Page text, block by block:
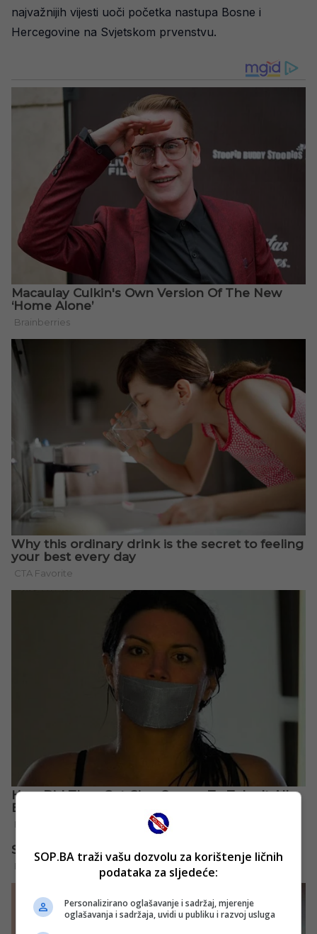
najvažnijih vijesti uoči početka nastupa Bosne i
Hercegovine na Svjetskom prvenstvu.
SOP.BA traži vašu dozvolu za korištenje ličnih
podataka za sljedeće:
Personalizirano oglašavanje i sadržaj, mjerenje
oglašavanja i sadržaja, uvidi u publiku i razvoj usluga